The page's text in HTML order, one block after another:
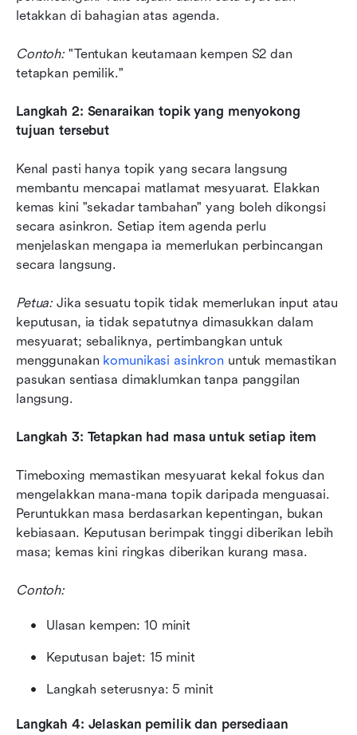
letakkan di bahagian atas agenda.
Contoh: "Tentukan keutamaan kempen S2 dan
tetapkan pemilik."
Langkah 2: Senaraikan topik yang menyokong
tujuan tersebut
Kenal pasti hanya topik yang secara langsung
membantu mencapai matlamat mesyuarat. Elakkan
kemas kini "sekadar tambahan" yang boleh dikongsi
secara asinkron. Setiap item agenda perlu
menjelaskan mengapa ia memerlukan perbincangan
secara langsung.
Petua: Jika sesuatu topik tidak memerlukan input atau
keputusan, ia tidak sepatutnya dimasukkan dalam
mesyuarat; sebaliknya, pertimbangkan untuk
menggunakan komunikasi asinkron untuk memastikan
pasukan sentiasa dimaklumkan tanpa panggilan
langsung.
Langkah 3: Tetapkan had masa untuk setiap item
Timeboxing memastikan mesyuarat kekal fokus dan
mengelakkan mana-mana topik daripada menguasai.
Peruntukkan masa berdasarkan kepentingan, bukan
kebiasaan. Keputusan berimpak tinggi diberikan lebih
masa; kemas kini ringkas diberikan kurang masa.
Contoh:
Ulasan kempen: 10 minit
Keputusan bajet: 15 minit
Langkah seterusnya: 5 minit
Langkah 4: Jelaskan pemilik dan persediaan